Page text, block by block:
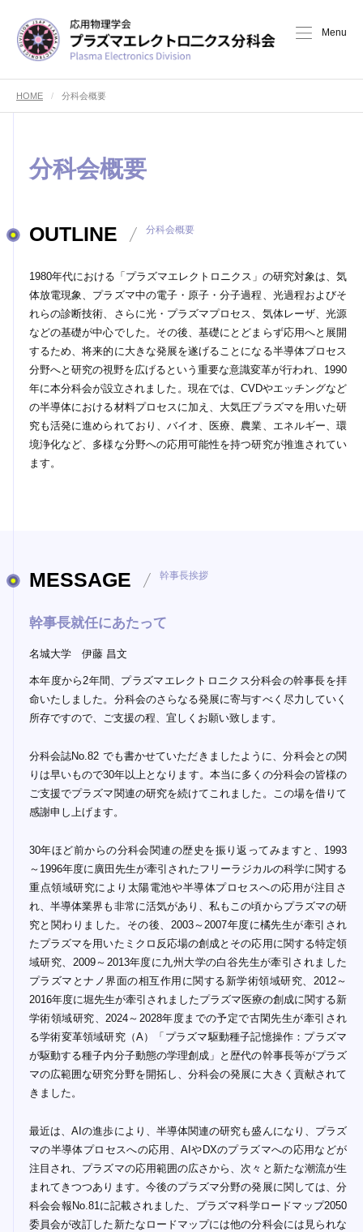
Menu
HOME 分科会概要
分科会概要
OUTLINE 分科会概要
1980年代における「プラズマエレクトロニクス」の研究対象は、気
体放電現象、プラズマ中の電子・原子・分子過程、光過程およびそ
れらの診断技術、さらに光・プラズマプロセス、気体レーザ、光源
などの基礎が中心でした。その後、基礎にとどまらず応用へと展開
するため、将来的に大きな発展を遂げることになる半導体プロセス
分野へと研究の視野を広げるという重要な意識変革が行われ、1990
年に本分科会が設立されました。現在では、CVDやエッチングなど
の半導体における材料プロセスに加え、大気圧プラズマを用いた研
究も活発に進められており、バイオ、医療、農業、エネルギー、環
境浄化など、多様な分野への応用可能性を持つ研究が推進されてい
ます。
MESSAGE 幹事長挨拶
幹事長就任にあたって
名城大学 伊藤 昌文
本年度から2年間、プラズマエレクトロニクス分科会の幹事長を拝
命いたしました。分科会のさらなる発展に寄与すべく尽力していく
所存ですので、ご支援の程、宜しくお願い致します。
分科会誌No.82 でも書かせていただきましたように、分科会との関
りは早いもので30年以上となります。本当に多くの分科会の皆様の
ご支援でプラズマ関連の研究を続けてこれました。この場を借りて
感謝申し上げます。
30年ほど前からの分科会関連の歴史を振り返ってみますと、1993
～1996年度に廣田先生が牽引されたフリーラジカルの科学に関する
重点領域研究により太陽電池や半導体プロセスへの応用が注目さ
れ、半導体業界も非常に活気があり、私もこの頃からプラズマの研
究と関わりました。その後、2003～2007年度に橘先生が牽引され
たプラズマを用いたミクロ反応場の創成とその応用に関する特定領
域研究、2009～2013年度に九州大学の白谷先生が牽引されました
プラズマとナノ界面の相互作用に関する新学術領域研究、2012～
2016年度に堀先生が牽引されましたプラズマ医療の創成に関する新
学術領域研究、2024～2028年度までの予定で古閑先生が牽引され
る学術変革領域研究（A）「プラズマ駆動種子記憶操作：プラズマ
が駆動する種子内分子動態の学理創成」と歴代の幹事長等がプラズ
マの広範囲な研究分野を開拓し、分科会の発展に大きく貢献されて
きました。
最近は、AIの進歩により、半導体関連の研究も盛んになり、プラズ
マの半導体プロセスへの応用、AIやDXのプラズマへの応用などが
注目され、プラズマの応用範囲の広さから、次々と新たな潮流が生
まれてきつつあります。今後のプラズマ分野の発展に関しては、分
科会会報No.81に記載されました、プラズマ科学ロードマップ2050
委員会が改訂した新たなロードマップには他の分科会には見られな